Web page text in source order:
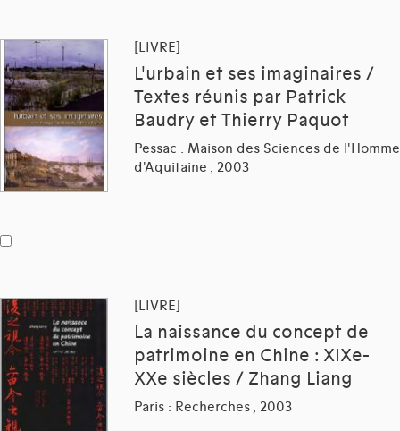
[LIVRE]
L'urbain et ses imaginaires /
Textes réunis par Patrick
Baudry et Thierry Paquot
Pessac : Maison des Sciences de l'Homme
d'Aquitaine , 2003
[LIVRE]
La naissance du concept de
patrimoine en Chine : XIXe-
XXe siècles / Zhang Liang
Paris : Recherches , 2003